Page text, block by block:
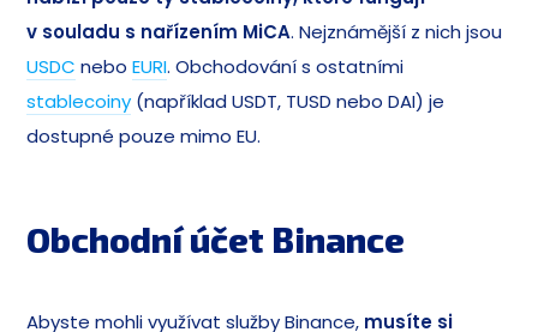
v souladu s nařízením MiCA. Nejznámější z nich jsou
USDC neboEURI. Obchodování s ostatními
stablecoiny (například USDT, TUSD nebo DAI) je
dostupné pouze mimo EU.
Obchodní účet Binance
Abyste mohli využívat služby Binance, musíte si